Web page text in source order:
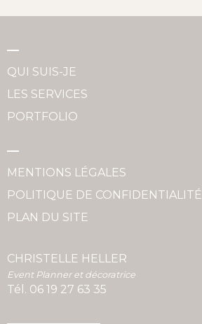
QUI SUIS-JE
LES SERVICES
PORTFOLIO
MENTIONS LÉGALES
POLITIQUE DE CONFIDENTIALITÉ
PLAN DU SITE
CHRISTELLE HELLER
Event Planner et décoratrice
Tél. 06 19 27 63 35